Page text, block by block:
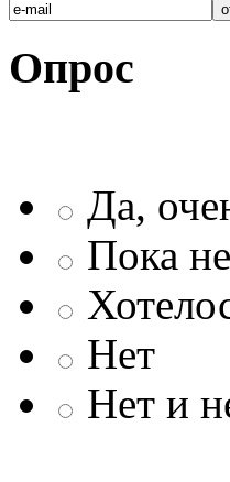
Опрос
Да,
Пока
Нет
Нет и